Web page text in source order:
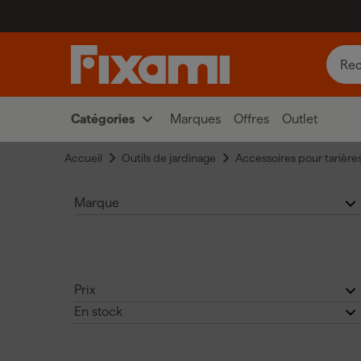
Catégories Marques Offres Outlet
Accueil Outils de jardinage Accessoires pour
Marque
Prix
En stock